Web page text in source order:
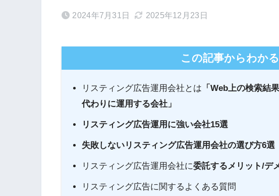
2024年7月31日 2025年12月23日
この記事からわか
リスティング広告運用会社とは 「Web上の検索結
代わりに運用する会社」
リスティング広告運用に強い会社15選
失敗しないリスティング広告運用会社の選び方6選
リスティング広告運用会社に委託するメリット/デ
リスティング広告に関するよくある質問